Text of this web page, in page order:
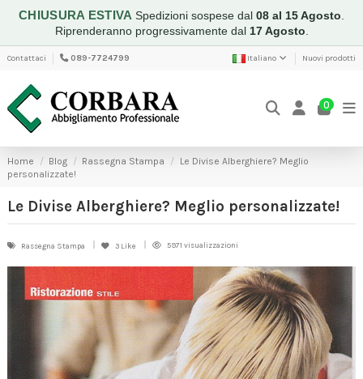
CHIUSURA ESTIVA Spedizioni sospese dal 08 al 15 Agosto
Riprenderanno progressivamente dal 17 Agosto
Contattaci 089-7724799 Italiano Nuovi prodotti
0
Home Blog Rassegna Stampa
Le Divise Alberghiere? Meglio
personalizzate!
Le Divise Alberghiere? Meglio personalizzate!
Rassegna Stampa 3 Like 5971 visualizzazioni